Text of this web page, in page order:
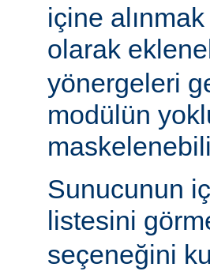
içine
olarak
yönergeleri
modülün
Sunucunun
listesini
seçeneğini